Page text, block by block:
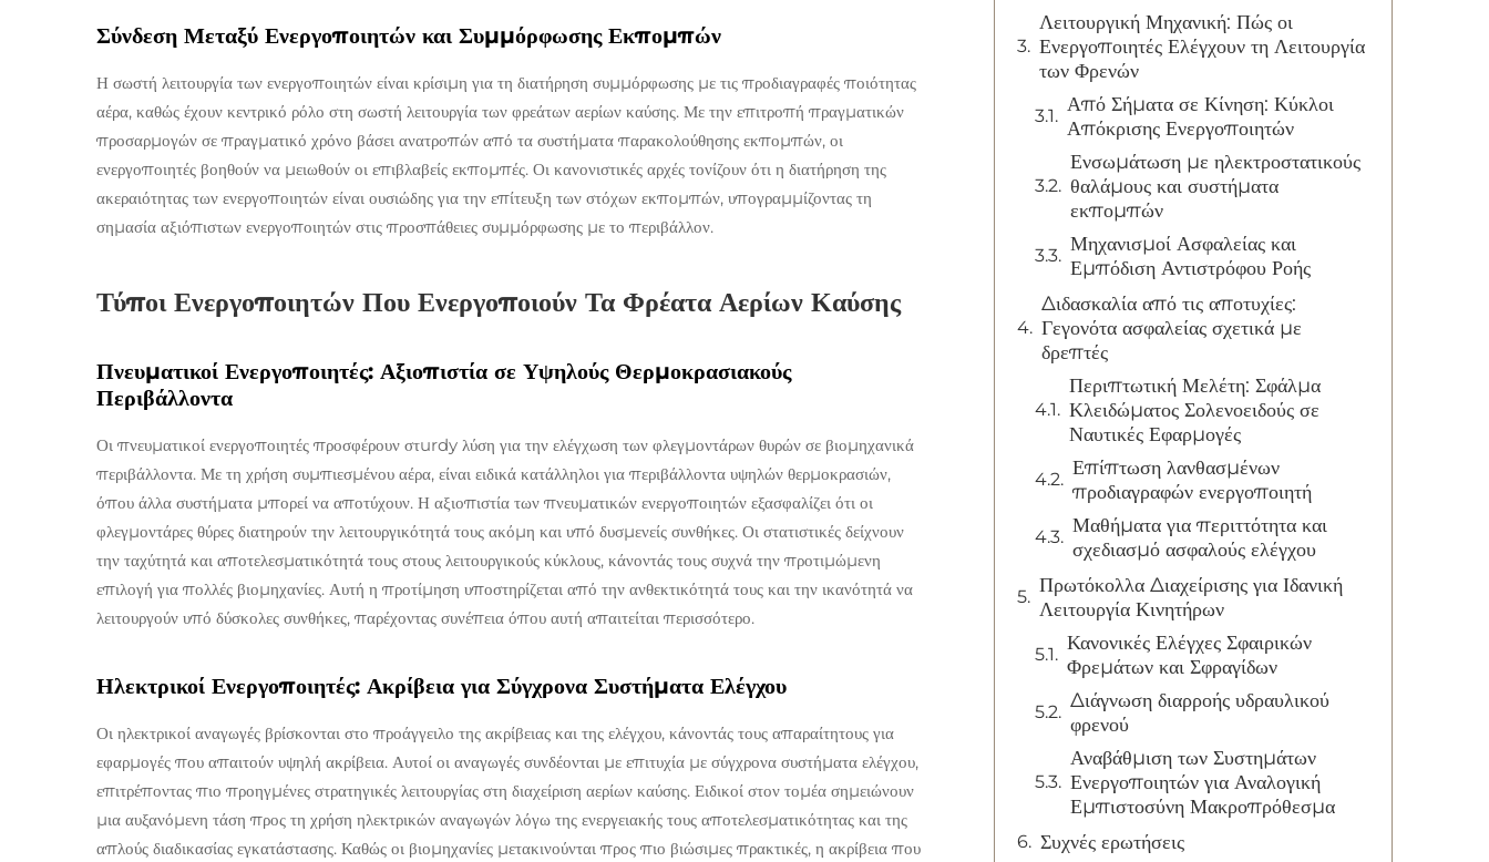
Σύνδεση Μεταξύ Ενεργοποιητών και Συμμόρφωσης Εκπομπών
Η σωστή λειτουργία των ενεργοποιητών είναι κρίσιμη για τη διατήρηση συμμόρφωσης με τις προδιαγραφές ποιότητας
αέρα, καθώς έχουν κεντρικό ρόλο στη σωστή λειτουργία των φρεάτων αερίων καύσης. Με την επιτροπή πραγματικών
προσαρμογών σε πραγματικό χρόνο βάσει ανατροπών από τα συστήματα παρακολούθησης εκπομπών, οι
ενεργοποιητές βοηθούν να μειωθούν οι επιβλαβείς εκπομπές. Οι κανονιστικές αρχές τονίζουν ότι η διατήρηση της
ακεραιότητας των ενεργοποιητών είναι ουσιώδης για την επίτευξη των στόχων εκπομπών, υπογραμμίζοντας τη
σημασία αξιόπιστων ενεργοποιητών στις προσπάθειες συμμόρφωσης με το περιβάλλον.
Τύποι Ενεργοποιητών Που Ενεργοποιούν Τα Φρέατα Αερίων Καύσης
Πνευματικοί Ενεργοποιητές: Αξιοπιστία σε Υψηλούς Θερμοκρασιακούς
Περιβάλλοντα
Οι πνευματικοί ενεργοποιητές προσφέρουν στurdy λύση για την ελέγχωση των φλεγμοντάρων θυρών σε βιομηχανικά
περιβάλλοντα. Με τη χρήση συμπιεσμένου αέρα, είναι ειδικά κατάλληλοι για περιβάλλοντα υψηλών θερμοκρασιών,
όπου άλλα συστήματα μπορεί να αποτύχουν. Η αξιοπιστία των πνευματικών ενεργοποιητών εξασφαλίζει ότι οι
φλεγμοντάρες θύρες διατηρούν την λειτουργικότητά τους ακόμη και υπό δυσμενείς συνθήκες. Οι στατιστικές δείχνουν
την ταχύτητά και αποτελεσματικότητά τους στους λειτουργικούς κύκλους, κάνοντάς τους συχνά την προτιμώμενη
επιλογή για πολλές βιομηχανίες. Αυτή η προτίμηση υποστηρίζεται από την ανθεκτικότητά τους και την ικανότητά να
λειτουργούν υπό δύσκολες συνθήκες, παρέχοντας συνέπεια όπου αυτή απαιτείται περισσότερο.
Ηλεκτρικοί Ενεργοποιητές: Ακρίβεια για Σύγχρονα Συστήματα Ελέγχου
Οι ηλεκτρικοί αναγωγές βρίσκονται στο προάγγειλο της ακρίβειας και της ελέγχου, κάνοντάς τους απαραίτητους για
εφαρμογές που απαιτούν υψηλή ακρίβεια. Αυτοί οι αναγωγές συνδέονται με επιτυχία με σύγχρονα συστήματα ελέγχου,
επιτρέποντας πιο προηγμένες στρατηγικές λειτουργίας στη διαχείριση αερίων καύσης. Ειδικοί στον τομέα σημειώνουν
μια αυξανόμενη τάση προς τη χρήση ηλεκτρικών αναγωγών λόγω της ενεργειακής τους αποτελεσματικότητας και της
απλούς διαδικασίας εγκατάστασης. Καθώς οι βιομηχανίες μετακινούνται προς πιο βιώσιμες πρακτικές, η ακρίβεια που
Λειτουργική Μηχανική: Πώς οι
Ενεργοποιητές Ελέγχουν τη Λειτουργία
των Φρενών
Από Σήματα σε Κίνηση: Κύκλοι
Απόκρισης Ενεργοποιητών
Ενσωμάτωση με ηλεκτροστατικούς
θαλάμους και συστήματα
εκπομπών
Μηχανισμοί Ασφαλείας και
Εμπόδιση Αντιστρόφου Ροής
Διδασκαλία από τις αποτυχίες:
Γεγονότα ασφαλείας σχετικά με
δρεπτές
Περιπτωτική Μελέτη: Σφάλμα
Κλειδώματος Σολενοειδούς σε
Ναυτικές Εφαρμογές
Επίπτωση λανθασμένων
προδιαγραφών ενεργοποιητή
Μαθήματα για περιττότητα και
σχεδιασμό ασφαλούς ελέγχου
Πρωτόκολλα Διαχείρισης για Ιδανική
Λειτουργία Κινητήρων
Κανονικές Ελέγχες Σφαιρικών
Φρεμάτων και Σφραγίδων
Διάγνωση διαρροής υδραυλικού
φρενού
Αναβάθμιση των Συστημάτων
Ενεργοποιητών για Αναλογική
Εμπιστοσύνη Μακροπρόθεσμα
Συχνές ερωτήσεις